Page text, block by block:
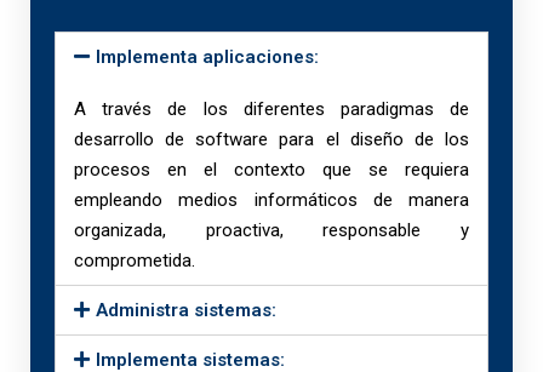
Implementa aplicaciones:
A través de los diferentes paradigmas de
desarrollo de software para el diseño de los
procesos en el contexto que se requiera
empleando medios informáticos de manera
organizada, proactiva, responsable y
comprometida.
Administra sistemas:
Implementa sistemas: